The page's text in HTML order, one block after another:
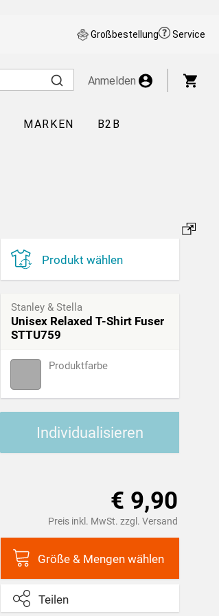
Großbestellung Service
Anmelden
MARKEN
B2B
Produkt wählen
Stanley & Stella
Unisex Relaxed T-Shirt Fuser
STTU759
Produktfarbe
Individualisieren
€ 9,90
Preis inkl. MwSt. zzgl. Versand
Größe & Mengen wählen
Teilen